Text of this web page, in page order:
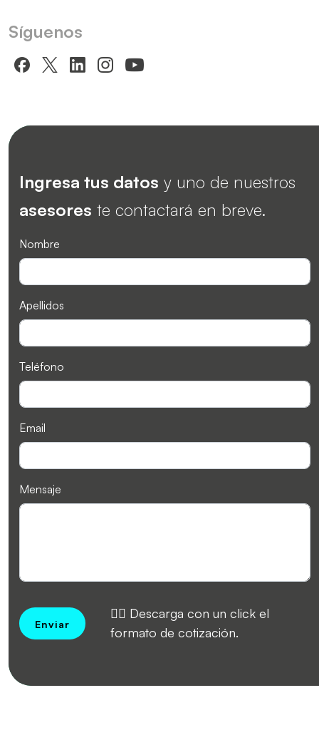
Síguenos
Ingresa tus datos y uno de nuestros
asesores te contactará en breve.
Nombre
Apellidos
Teléfono
Email
Mensaje
Enviar
👉🏻 Descarga con un click el
formato de cotización.